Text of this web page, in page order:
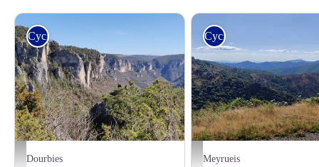
Gorges de la Jonte - Béatrice Galzin
Cyclo
Dourbies Vue sur le Fageas - béatrice Galzin
Cyclo
Meyrueis